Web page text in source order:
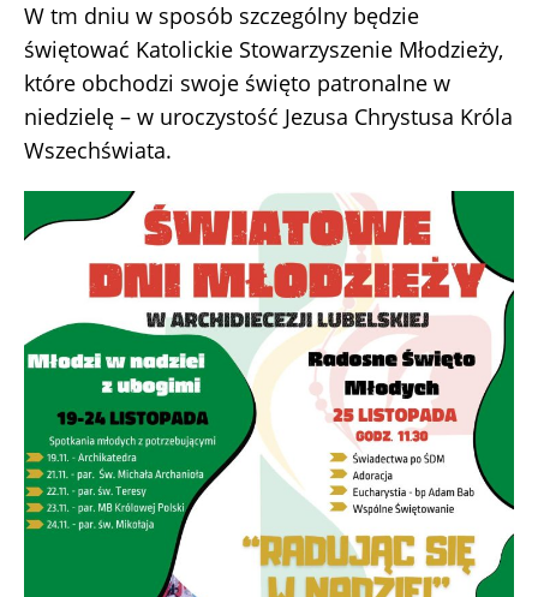
W tm dniu w sposób szczególny będzie
świętować Katolickie Stowarzyszenie Młodzieży,
które obchodzi swoje święto patronalne w
niedzielę – w uroczystość Jezusa Chrystusa Króla
Wszechświata.